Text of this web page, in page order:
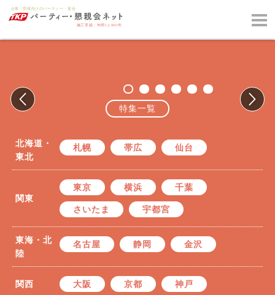
特集一覧
北海道・
東北
札幌 帯広 仙台
関東
東京 横浜 千葉
さいたま 宇都宮
東海・北
陸
名古屋 静岡 金沢
関西 大阪 京都 神戸